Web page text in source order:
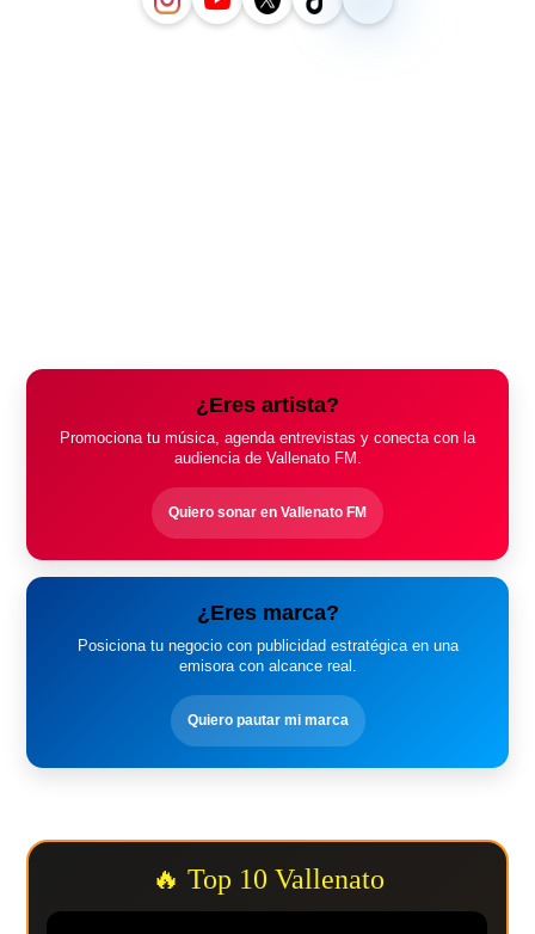
¿Eres artista?
Promociona tu música, agenda entrevistas y conecta con la
audiencia de Vallenato FM.
Quiero sonar en Vallenato FM
¿Eres marca?
Posiciona tu negocio con publicidad estratégica en una
emisora con alcance real.
Quiero pautar mi marca
🔥 Top 10 Vallenato